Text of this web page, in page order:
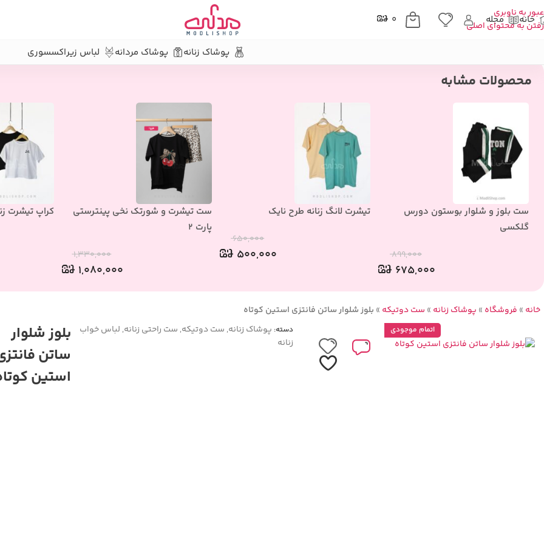
عبور به ناوبری
رفتن به محتوای اصلی
خانه مجله ۰
پوشاک زنانه پوشاک مردانه لباس زیراکسسوری بلوز شلوار ساتن فانتزی استین کوتاه
محصولات مشابه
ست بلوز و شلوار بوستون دورس
گلکسی
۸۹۹,۰۰۰
۶۷۵,۰۰۰
تیشرت لانگ زنانه طرح نایک
۶۵۰,۰۰۰
۵۰۰,۰۰۰
ست تیشرت و شورتک نخی پینترستی
پارت 2
۱,۳۳۰,۰۰۰
۱,۰۸۰,۰۰۰
کراپ تیشرت
خانه » فروشگاه » پوشاک زنانه » ست دوتیکه » بلوز شلوار ساتن فانتزی استین کوتاه
اتمام موجودی دسته: پوشاک زنانه, ست دوتیکه, ست راحتی زنانه, لباس خواب
زنانه
بلوز شلوار
ساتن
استین